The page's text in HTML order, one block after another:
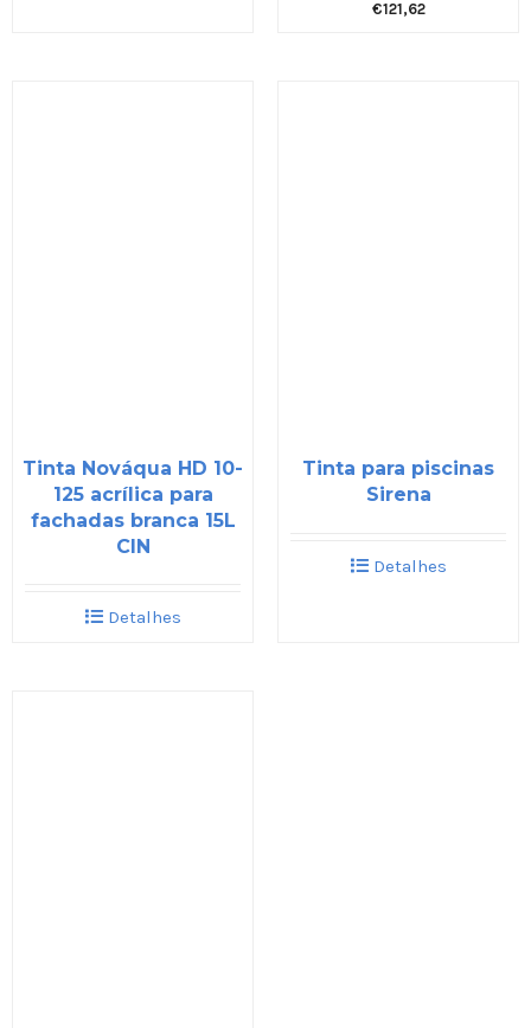
€121,62
Tinta Nováqua HD 10-
125 acrílica para
fachadas branca 15L
CIN
Detalhes
Tinta para piscinas
Sirena
Detalhes